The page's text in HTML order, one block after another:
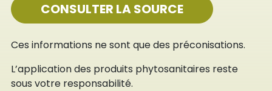
CONSULTER LA SOURCE
Ces informations ne sont que des préconisations.
L’application des produits phytosanitaires reste
sous votre responsabilité.